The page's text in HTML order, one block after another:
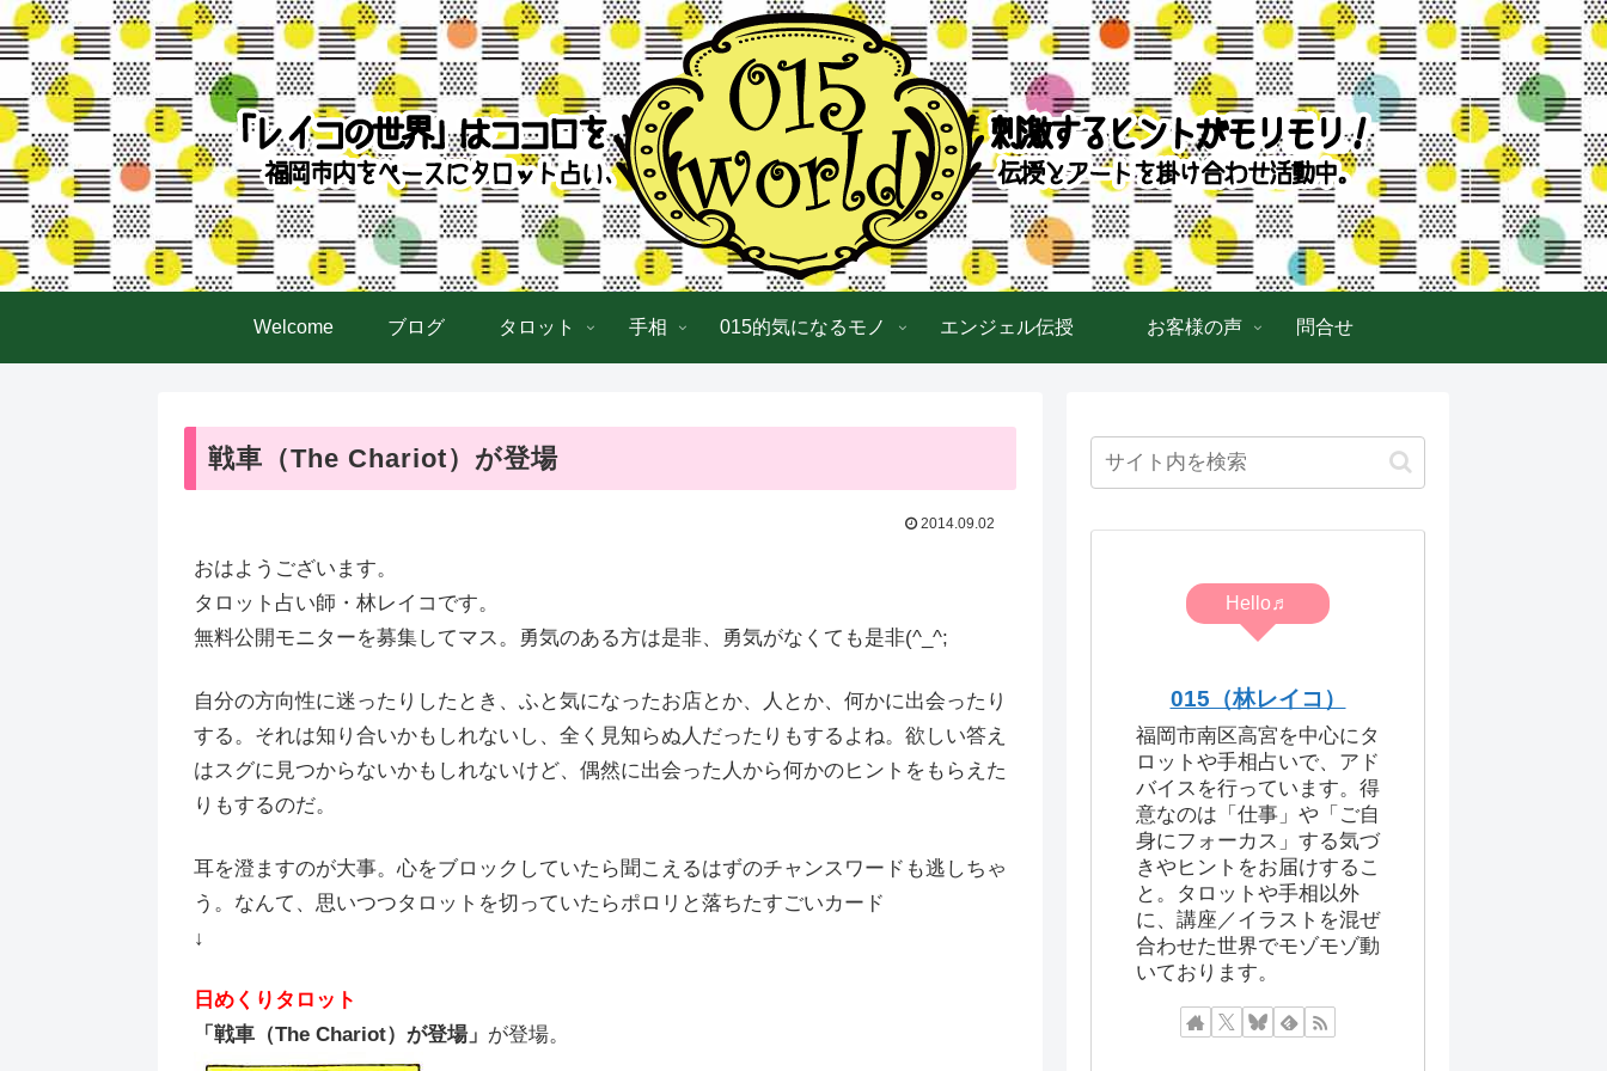
Welcome ブログ タロット 手相 015的気になるモノ エンジェル伝授 お客様の声 問合せ
戦車（The Chariot）が登場
2014.09.02
おはようございます。
タロット占い師・林レイコです。
無料公開モニターを募集してマス。勇気のある方は是非、勇気がなくても是非(^_^;
自分の方向性に迷ったりしたとき、ふと気になったお店とか、人とか、何かに出会ったり
する。それは知り合いかもしれないし、全く見知らぬ人だったりもするよね。欲しい答え
はスグに見つからないかもしれないけど、偶然に出会った人から何かのヒントをもらえた
りもするのだ。
耳を澄ますのが大事。心をブロックしていたら聞こえるはずのチャンスワードも逃しちゃ
う。なんて、思いつつタロットを切っていたらポロリと落ちたすごいカード
↓
日めくりタロット
「戦車（The Chariot）が登場」 が登場。
Hello♬
015（林レイコ）
福岡市南区高宮を中心にタ
ロットや手相占いで、アド
バイスを行っています。得
意なのは「仕事」や「ご自
身にフォーカス」する気づ
きやヒントをお届けするこ
と。タロットや手相以外
に、講座／イラストを混ぜ
合わせた世界でモゾモゾ動
いております。